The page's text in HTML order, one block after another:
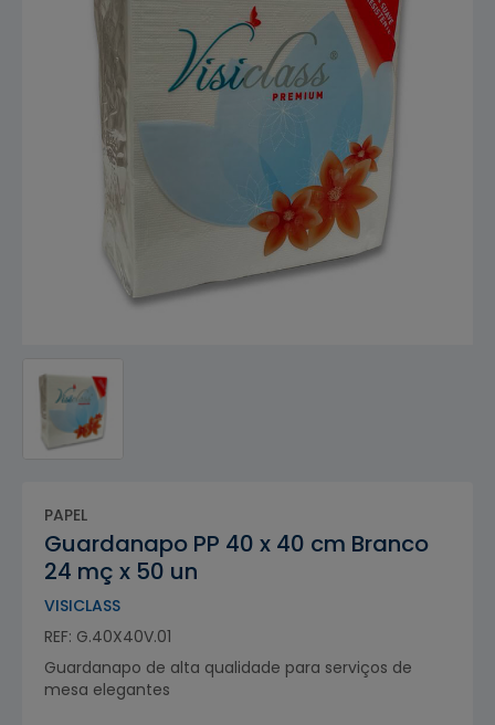
PAPEL
Guardanapo PP 40 x 40 cm Branco
24 mç x 50 un
VISICLASS
REF: G.40X40V.01
Guardanapo de alta qualidade para serviços de
mesa elegantes